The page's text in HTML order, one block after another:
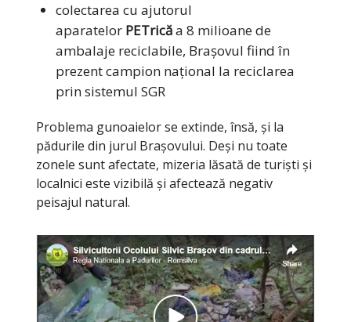
colectarea cu ajutorul
aparatelor PETricăa 8 milioane de
ambalaje reciclabile, Brașovul fiind în
prezent campion național la reciclarea
prin sistemul SGR
Problema gunoaielor se extinde, însă, și la
pădurile din jurul Brașovului. Deși nu toate
zonele sunt afectate, mizeria lăsată de turiști și
localnici este vizibilă și afectează negativ
peisajul natural.